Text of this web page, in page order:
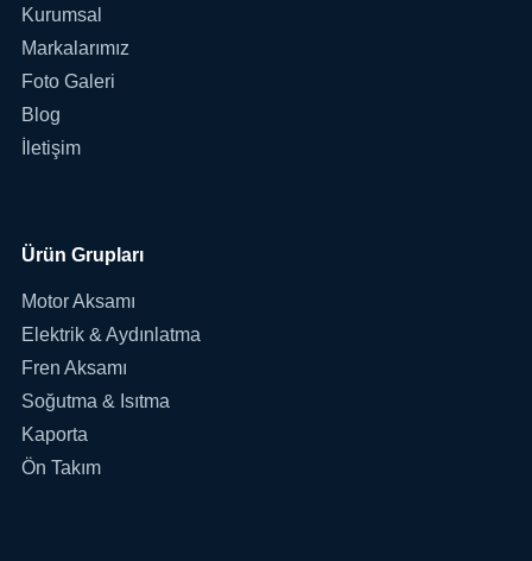
Kurumsal
Markalarımız
Foto Galeri
Blog
İletişim
Ürün Grupları
Motor Aksamı
Elektrik & Aydınlatma
Fren Aksamı
Soğutma & Isıtma
Kaporta
Ön Takım